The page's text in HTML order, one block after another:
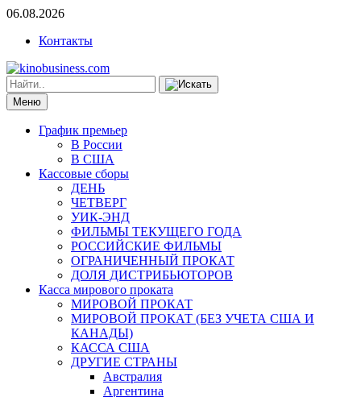
06.08.2026
Контакты
Меню
График премьер
В России
В США
Кассовые сборы
ДЕНЬ
ЧЕТВЕРГ
УИК-ЭНД
ФИЛЬМЫ ТЕКУЩЕГО ГОДА
РОССИЙСКИЕ ФИЛЬМЫ
ОГРАНИЧЕННЫЙ ПРОКАТ
ДОЛЯ ДИСТРИБЬЮТОРОВ
Касса мирового проката
МИРОВОЙ ПРОКАТ
МИРОВОЙ ПРОКАТ (БЕЗ УЧЕТА США И
КАНАДЫ)
КАССА США
ДРУГИЕ СТРАНЫ
Австралия
Аргентина